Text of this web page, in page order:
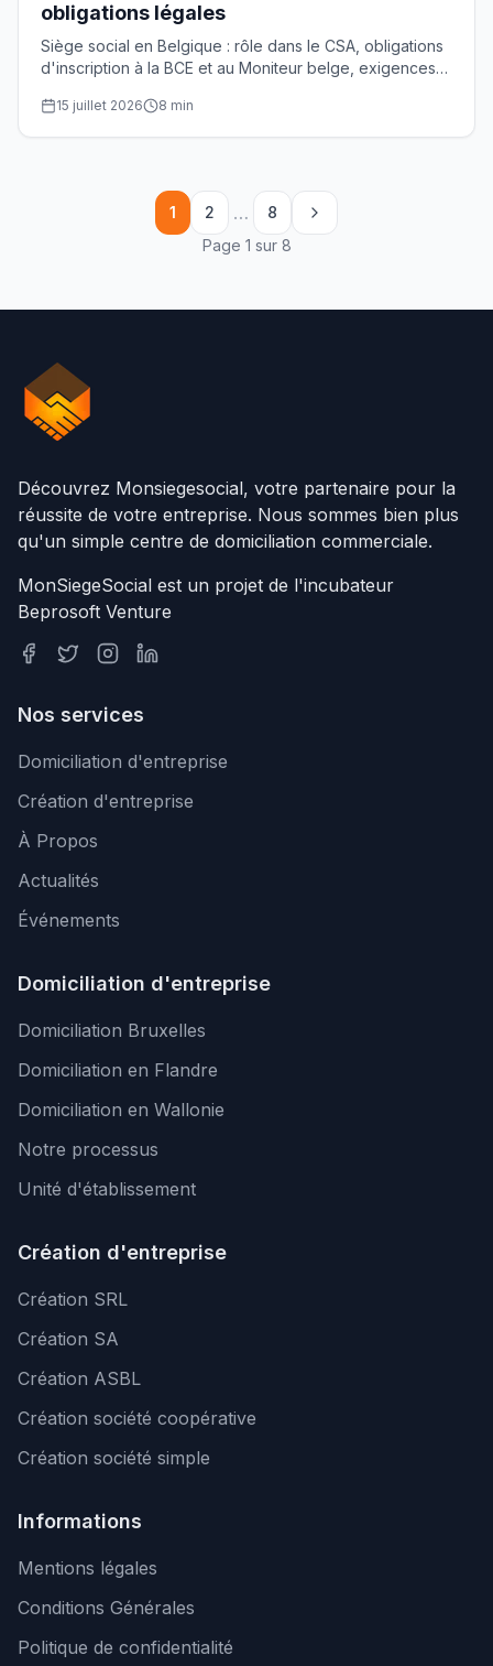
obligations légales
Siège social en Belgique : rôle dans le CSA, obligations
d'inscription à la BCE et au Moniteur belge, exigences
15 juillet 2026 8 min
1 2 …
8
Page 1 sur 8
Découvrez Monsiegesocial, votre partenaire pour la
réussite de votre entreprise. Nous sommes bien plus
qu'un simple centre de domiciliation commerciale.
MonSiegeSocial est un projet de l'incubateur
Beprosoft Venture
Nos services
Domiciliation d'entreprise
Création d'entreprise
À Propos
Actualités
Événements
Domiciliation d'entreprise
Domiciliation Bruxelles
Domiciliation en Flandre
Domiciliation en Wallonie
Notre processus
Unité d'établissement
Création d'entreprise
Création SRL
Création SA
Création ASBL
Création société coopérative
Création société simple
Informations
Mentions légales
Conditions Générales
Politique de confidentialité